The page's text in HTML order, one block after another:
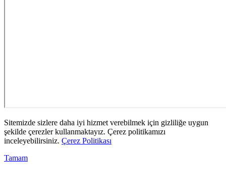
Sitemizde sizlere daha iyi hizmet verebilmek için gizliliğe uygun
şekilde çerezler kullanmaktayız. Çerez politikamızı
inceleyebilirsiniz. Çerez Politikası
Tamam